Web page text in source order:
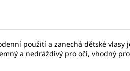
použití a zanechá dětské vlasy
a nedráždivý pro oči, vhodný